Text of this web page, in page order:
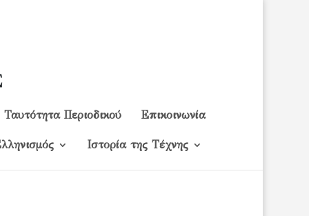
Ταυτότητα Περιοδικού Επικοινωνία
Ιστορία της Τέχνης